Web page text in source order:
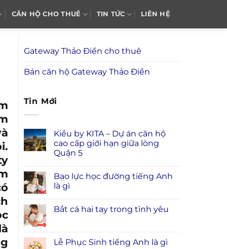
CĂN HỘ CHO THUÊ TIN TỨC LIÊN HỆ
Gateway Thảo Điền cho thuê
Bán căn hộ Gateway Thảo Điền
Tin Mới
Kiều by KITA – Dự án căn hộ
cao cấp giới hạn giữa lòng
Quận 5
Bạo lực học đường tiếng Anh
là gì
Bắt cá hai tay trong tình yêu
Lễ Phục Sinh tiếng Anh là gì